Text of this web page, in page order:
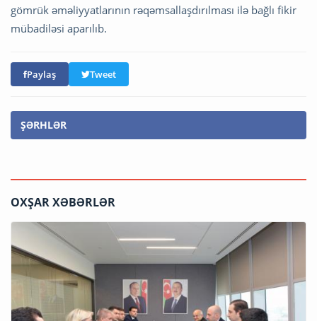
gömrük əməliyyatlarının rəqəmsallaşdırılması ilə bağlı fikir
mübadiləsi aparılıb.
Paylaş Tweet
ŞƏRHLƏR
OXŞAR XƏBƏRLƏR